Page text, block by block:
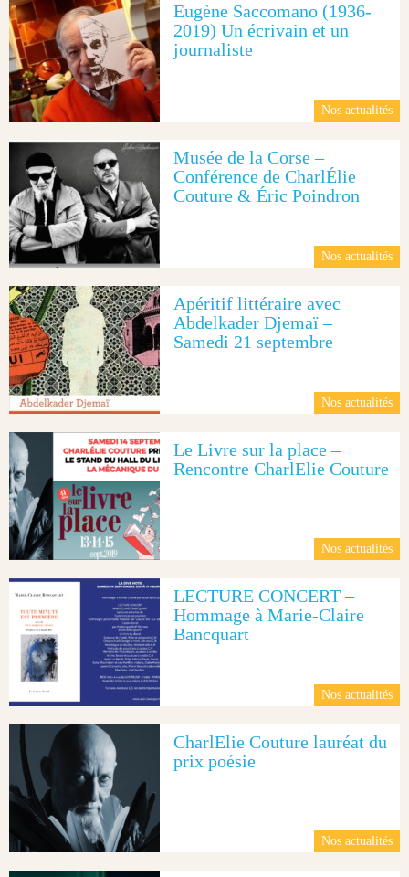
Nos actualités
Eugène Saccomano (1936-
2019) Un écrivain et un
journaliste
Nos actualités
Musée de la Corse –
Conférence de CharlÉlie
Couture & Éric Poindron
Nos actualités
Apéritif littéraire avec
Abdelkader Djemaï –
Samedi 21 septembre
Nos actualités
Le Livre sur la place –
Rencontre CharlElie Couture
Nos actualités
LECTURE CONCERT –
Hommage à Marie-Claire
Bancquart
Nos actualités
CharlElie Couture lauréat du
prix poésie